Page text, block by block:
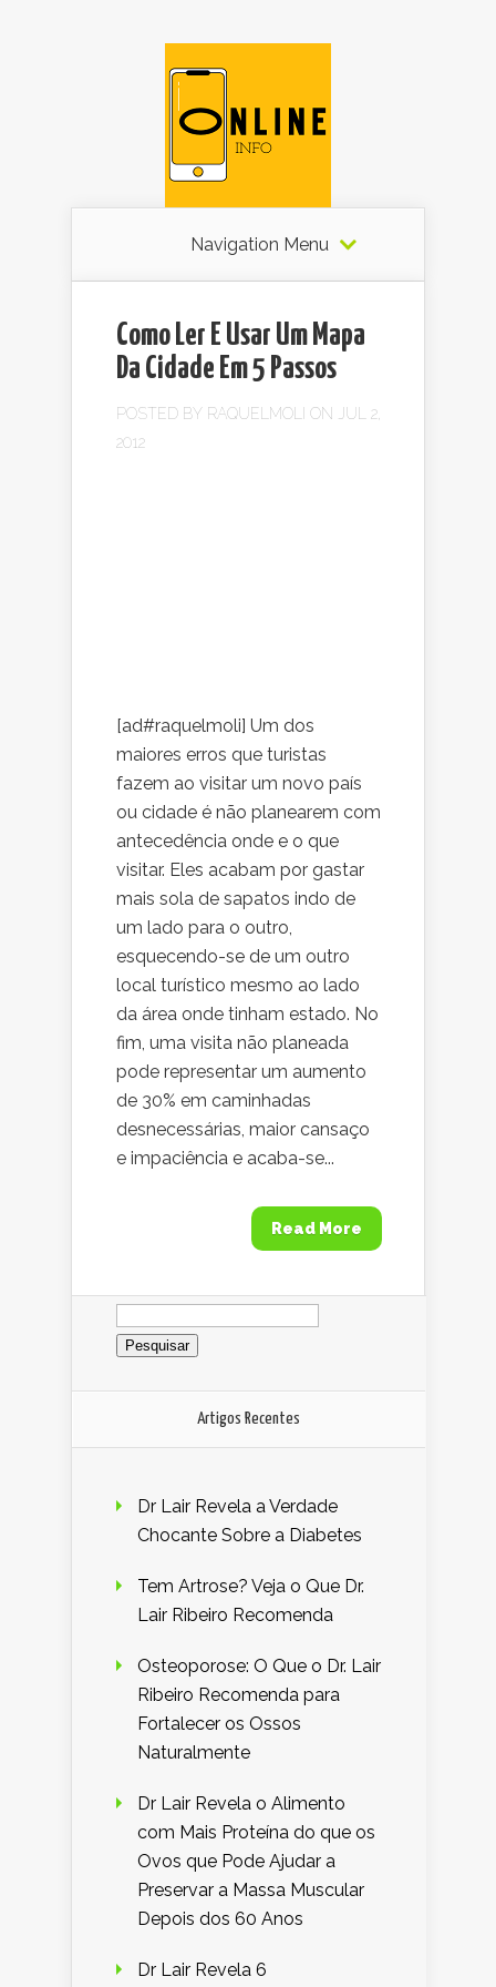
Navigation Menu
Como Ler E Usar Um Mapa
Da Cidade Em 5 Passos
POSTED BY RAQUELMOLI
ON JUL 2,
2012
[ad#raquelmoli] Um dos
maiores erros que turistas
fazem ao visitar um novo país
ou cidade é não planearem com
antecedência onde e o que
visitar. Eles acabam por gastar
mais sola de sapatos indo de
um lado para o outro,
esquecendo-se de um outro
local turístico mesmo ao lado
da área onde tinham estado. No
fim, uma visita não planeada
pode representar um aumento
de 30% em caminhadas
desnecessárias, maior cansaço
e impaciência e acaba-se...
Read More
Pesquisar
por:
Artigos Recentes
Dr Lair Revela a Verdade
Chocante Sobre a Diabetes
Tem Artrose? Veja o Que Dr.
Lair Ribeiro Recomenda
Osteoporose: O Que o Dr. Lair
Ribeiro Recomenda para
Fortalecer os Ossos
Naturalmente
Dr Lair Revela o Alimento
com Mais Proteína do que os
Ovos que Pode Ajudar a
Preservar a Massa Muscular
Depois dos 60 Anos
Dr Lair Revela 6